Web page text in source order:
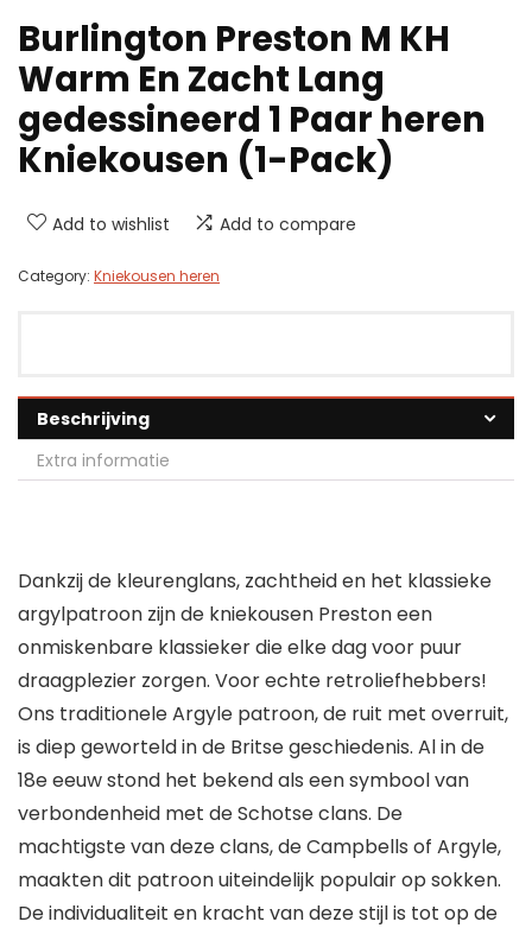
Burlington Preston M KH
Warm En Zacht Lang
gedessineerd 1 Paar heren
Kniekousen (1-Pack)
Add to wishlist Add to compare
Category: Kniekousen heren
Beschrijving
Extra informatie
Dankzij de kleurenglans, zachtheid en het klassieke
argylpatroon zijn de kniekousen Preston een
onmiskenbare klassieker die elke dag voor puur
draagplezier zorgen. Voor echte retroliefhebbers!
Ons traditionele Argyle patroon, de ruit met overruit,
is diep geworteld in de Britse geschiedenis. Al in de
18e eeuw stond het bekend als een symbool van
verbondenheid met de Schotse clans. De
machtigste van deze clans, de Campbells of Argyle,
maakten dit patroon uiteindelijk populair op sokken.
De individualiteit en kracht van deze stijl is tot op de